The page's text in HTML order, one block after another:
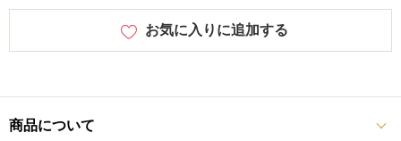
お気に入りに追加する
商品について